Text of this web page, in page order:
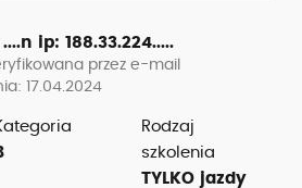
ip: 188.33.224.....
przez e-mail
17.04.2024
Rodzaj
szkolenia
TYLKO jazdy